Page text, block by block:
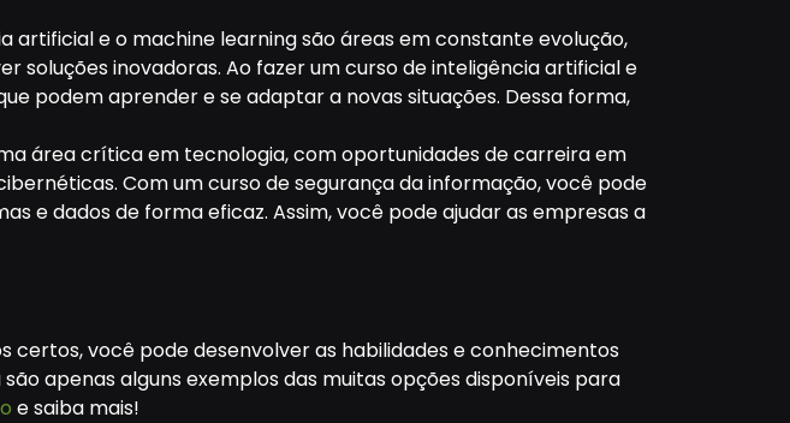
artificial e o machine learning são áreas em constante evolução,
inovadoras. Ao fazer um curso de inteligência artificial e
podem aprender e se adaptar a novas situações. Dessa forma,
área crítica em tecnologia, com oportunidades de carreira em
Com um curso de segurança da informação, você pode
e dados de forma eficaz. Assim, você pode ajudar as empresas a
certos, você pode desenvolver as habilidades e conhecimentos
apenas alguns exemplos das muitas opções disponíveis para
e saiba mais!